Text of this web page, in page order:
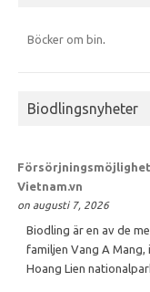
Böcker om bin.
Biodlingsnyheter
Vietnam.vn
on augusti 7, 2026
Biodling är en av de
familjen Vang A Mang,
Hoang Lien